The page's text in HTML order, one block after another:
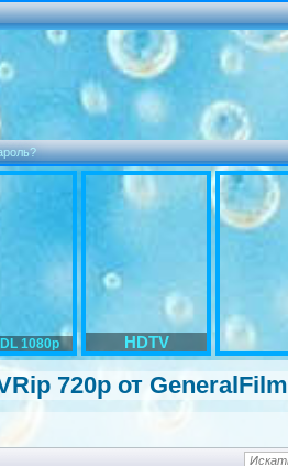
1080p HDTV
720p от GeneralFilm